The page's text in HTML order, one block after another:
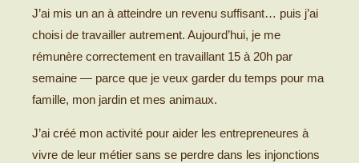
J’ai mis un an à atteindre un revenu suffisant… puis j’ai
choisi de travailler autrement. Aujourd’hui, je me
rémunère correctement en travaillant 15 à 20h par
semaine — parce que je veux garder du temps pour ma
famille, mon jardin et mes animaux.
J’ai créé mon activité pour aider les entrepreneures à
vivre de leur métier sans se perdre dans les injonctions